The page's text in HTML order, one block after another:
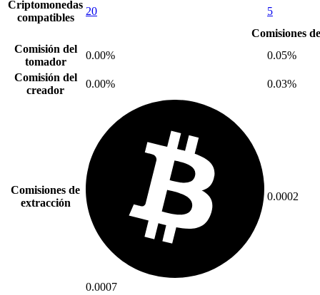
Criptomonedas
compatibles
20
5
Comisiones
Comisión del
tomador
0.00%
0.05%
Comisión del
creador
0.00% 0.03%
Comisiones de
extracción
0.0007
0.0002